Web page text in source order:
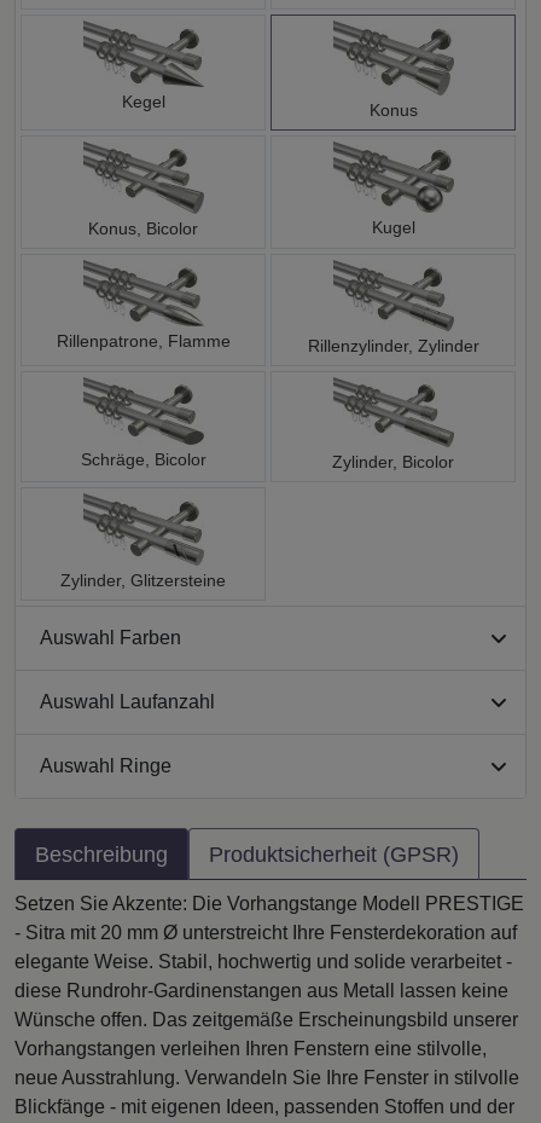
Kegel Konus
Konus, Bicolor Kugel
Rillenpatrone, Flamme Rillenzylinder, Zylinder
Schräge, Bicolor Zylinder, Bicolor
Zylinder, Glitzersteine
Auswahl Farben
Auswahl Laufanzahl
Auswahl Ringe
Beschreibung Produktsicherheit (GPSR)
Setzen Sie Akzente: Die Vorhangstange Modell PRESTIGE
- Sitra mit 20 mm Ø unterstreicht Ihre Fensterdekoration auf
elegante Weise. Stabil, hochwertig und solide verarbeitet -
diese Rundrohr-Gardinenstangen aus Metall lassen keine
Wünsche offen. Das zeitgemäße Erscheinungsbild unserer
Vorhangstangen verleihen Ihren Fenstern eine stilvolle,
neue Ausstrahlung. Verwandeln Sie Ihre Fenster in stilvolle
Blickfänge - mit eigenen Ideen, passenden Stoffen und der